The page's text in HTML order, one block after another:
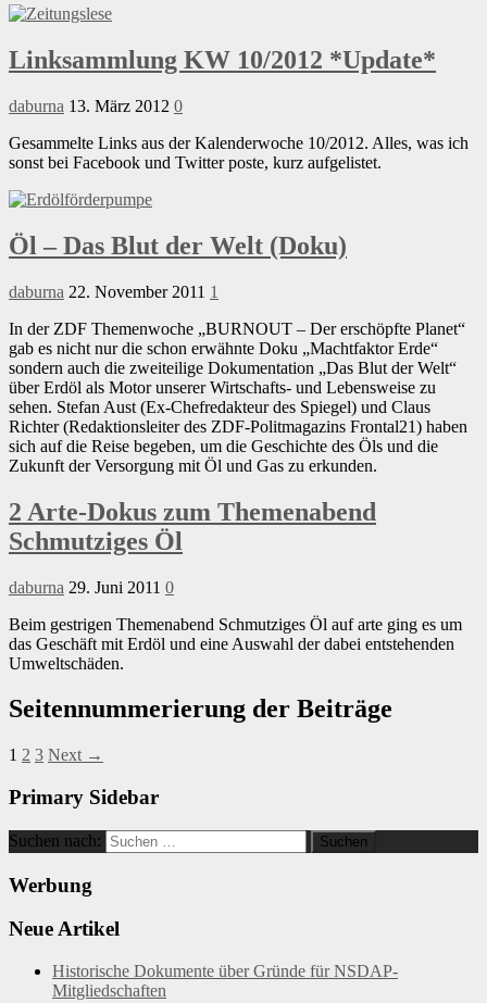
Linksammlung KW 10/2012 *Update*
daburna 13. März 2012 0
Gesammelte Links aus der Kalenderwoche 10/2012. Alles, was ich
sonst bei Facebook und Twitter poste, kurz aufgelistet.
Öl – Das Blut der Welt (Doku)
daburna 22. November 2011 1
In der ZDF Themenwoche „BURNOUT – Der erschöpfte Planet“
gab es nicht nur die schon erwähnte Doku „Machtfaktor Erde“
sondern auch die zweiteilige Dokumentation „Das Blut der Welt“
über Erdöl als Motor unserer Wirtschafts- und Lebensweise zu
sehen. Stefan Aust (Ex-Chefredakteur des Spiegel) und Claus
Richter (Redaktionsleiter des ZDF-Politmagazins Frontal21) haben
sich auf die Reise begeben, um die Geschichte des Öls und die
Zukunft der Versorgung mit Öl und Gas zu erkunden.
2 Arte-Dokus zum Themenabend
Schmutziges Öl
daburna 29. Juni 2011 0
Beim gestrigen Themenabend Schmutziges Öl auf arte ging es um
das Geschäft mit Erdöl und eine Auswahl der dabei entstehenden
Umweltschäden.
Seitennummerierung der Beiträge
1 2 3 Next →
Primary Sidebar
Suchen nach:
Werbung
Neue Artikel
Historische Dokumente über Gründe für NSDAP-
Mitgliedschaften